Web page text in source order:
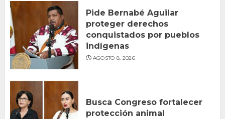
Pide Bernabé Aguilar
proteger derechos
conquistados por pueblos
indígenas
AGOSTO 8, 2026
Busca Congreso fortalecer
protección animal